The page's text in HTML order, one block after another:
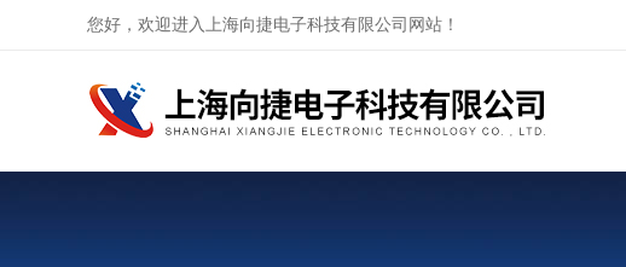
您好，欢迎进入上海向捷电子科技有限公司网站！